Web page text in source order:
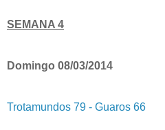
SEMANA 4
Domingo 08/03/2014
Trotamundos 79 - Guaros 66